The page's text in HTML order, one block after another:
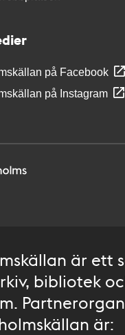
på Facebook
på Instagram
är ett
bibliotek
är: